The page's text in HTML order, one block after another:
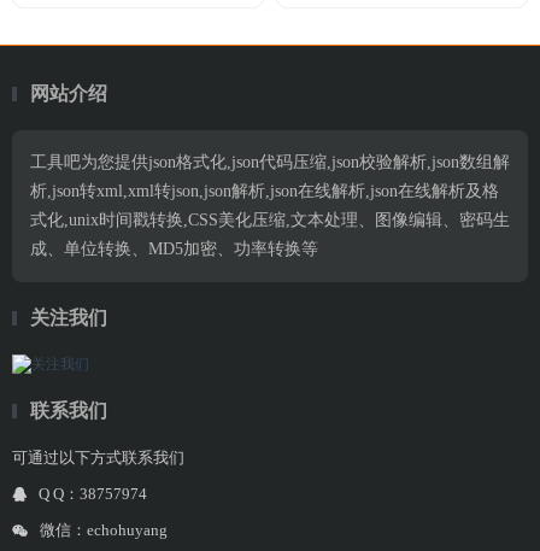
网站介绍
工具吧为您提供json格式化,json代码压缩,json校验解析,json数组解
析,json转xml,xml转json,json解析,json在线解析,json在线解析及格
式化,unix时间戳转换,CSS美化压缩,文本处理、图像编辑、密码生
成、单位转换、MD5加密、功率转换等
关注我们
联系我们
可通过以下方式联系我们
Q Q：38757974
微信：echohuyang